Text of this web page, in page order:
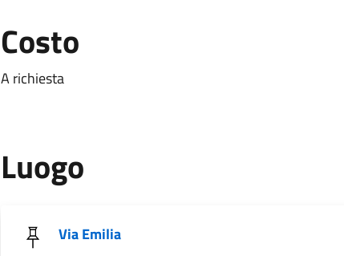
Costo
A richiesta
Luogo
Via Emilia